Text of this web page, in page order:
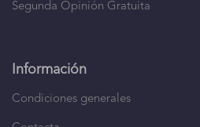
Segunda Opinión Gratuita
Información
Condiciones generales